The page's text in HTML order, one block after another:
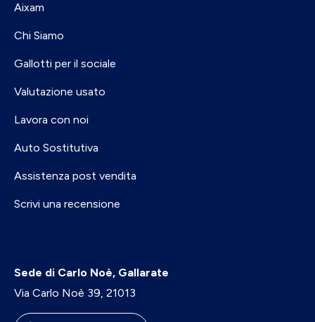
Aixam
Chi Siamo
Gallotti per il sociale
Valutazione usato
Lavora con noi
Auto Sostitutiva
Assistenza post vendita
Scrivi una recensione
Sede di Carlo Noè, Gallarate
Via Carlo Noè 39, 21013